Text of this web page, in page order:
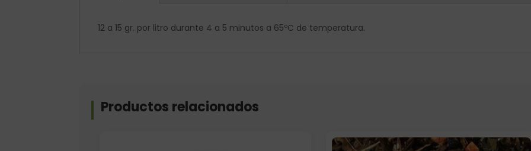
12 a 15 gr. por litro durante 4 a 5 minutos a 65ºC de temperatura.
Productos relacionados
Elige: Peso/formato